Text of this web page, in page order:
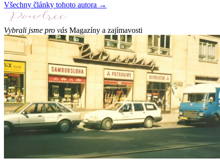
Všechny články tohoto autora →
Vybrali jsme pro vás Magazíny a zajímavosti